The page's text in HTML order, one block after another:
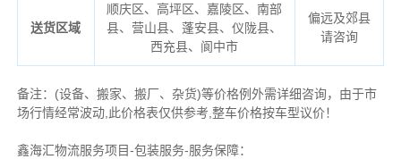
送货区域
顺庆区、高坪区、嘉陵区、南部
县、营山县、蓬安县、仪陇县、
西充县、阆中市
偏远及郊县
请咨询
备注： (设备、搬家、搬厂、杂货)等价格例外需详细咨询，由于市
场行情经常波动,此价格表仅供参考,整车价格按车型议价！
鑫海汇物流服务项目-包装服务-服务保障：